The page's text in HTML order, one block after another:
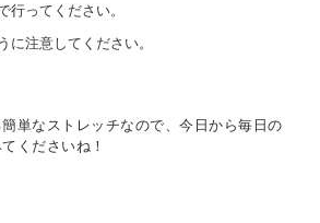
ってください。
注意してください。
単なストレッチなので、今日から毎日の
くださいね！